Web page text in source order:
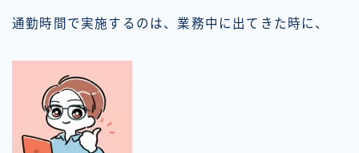
通勤時間で実施するのは、業務中に出てきた時に、